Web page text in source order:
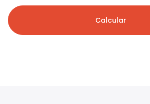
Calcular